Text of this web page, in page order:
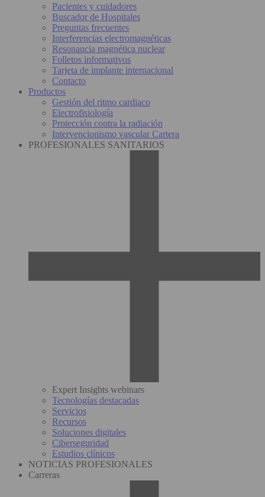
Pacientes y cuidadores
Buscador de Hospitales
Preguntas frecuentes
Interferencias electromagnéticas
Resonancia magnética nuclear
Folletos informativos
Tarjeta de implante internacional
Contacto
Productos
Gestión del ritmo cardiaco
Electrofisiología
Protección contra la radiación
Intervencionismo vascular Cartera
PROFESIONALES SANITARIOS
Expert Insights webinars
Tecnologías destacadas
Servicios
Recursos
Soluciones digitales
Ciberseguridad
Estudios clínicos
NOTICIAS PROFESIONALES
Carreras